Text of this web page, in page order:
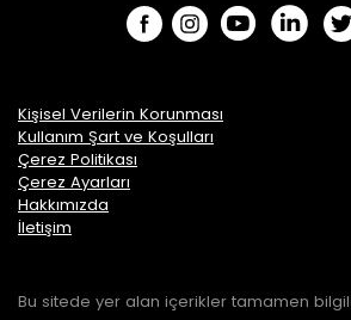
Kişisel Verilerin Korunması
Kullanım Şart ve Koşulları
Çerez Politikası
Çerez Ayarları
Hakkımızda
İletişim
Bu sitede yer alan içerikler tamamen